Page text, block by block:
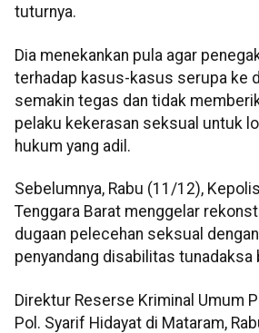
tuturnya.
Dia menekankan pula agar
terhadap kasus-kasus serupa ke
semakin tegas dan tidak
pelaku kekerasan seksual untuk
hukum yang adil.
Sebelumnya, Rabu (11/12),
Tenggara Barat menggelar
dugaan pelecehan seksual
penyandang disabilitas tunadaksa
Direktur Reserse Kriminal Umum
Pol. Syarif Hidayat di Mataram,